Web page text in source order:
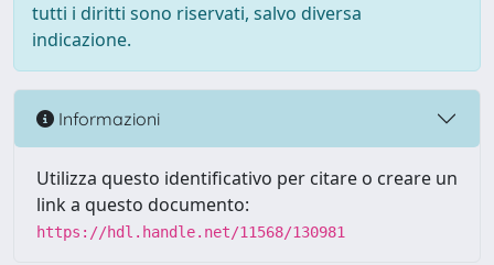
tutti i diritti sono riservati, salvo diversa
indicazione.
Informazioni
Utilizza questo identificativo per citare o creare un
link a questo documento:
https://hdl.handle.net/11568/130981